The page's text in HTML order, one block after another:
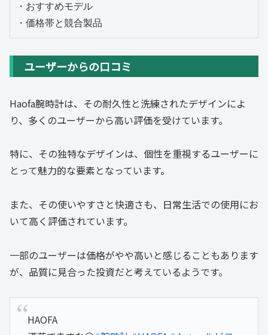
・おすすめモデル
・価格帯と競合製品
ユーザーからの口コミ
Haofa腕時計は、その耐久性と洗練されたデザインによ
り、多くのユーザーから高い評価を受けています。
特に、その独特なデザインは、個性を重視するユーザーに
とって魅力的な要素となっています。
また、その使いやすさと快適さも、日常生活での使用にお
いて高く評価されています。
一部のユーザーは価格がやや高いと感じることもあります
が、品質に見合った投資だと考えているようです。
HAOFA